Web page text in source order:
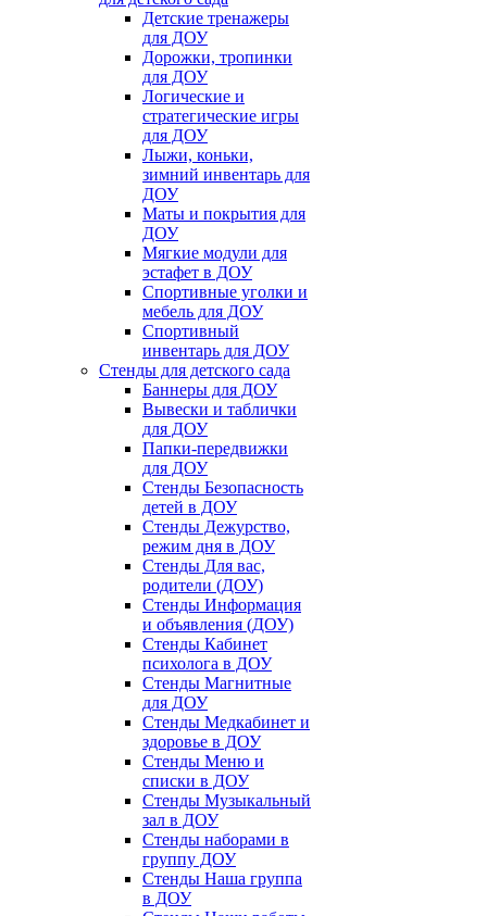
Детские тренажеры
для ДОУ
Дорожки, тропинки
для ДОУ
Логические и
стратегические игры
для ДОУ
Лыжи, коньки,
зимний инвентарь для
ДОУ
Маты и покрытия для
ДОУ
Мягкие модули для
эстафет в ДОУ
Спортивные уголки и
мебель для ДОУ
Спортивный
инвентарь для ДОУ
Стенды для детского сада
Баннеры для ДОУ
Вывески и таблички
для ДОУ
Папки-передвижки
для ДОУ
Стенды Безопасность
детей в ДОУ
Стенды Дежурство,
режим дня в ДОУ
Стенды Для вас,
родители (ДОУ)
Стенды Информация
и объявления (ДОУ)
Стенды Кабинет
психолога в ДОУ
Стенды Магнитные
для ДОУ
Стенды Медкабинет и
здоровье в ДОУ
Стенды Меню и
списки в ДОУ
Стенды Музыкальный
зал в ДОУ
Стенды наборами в
группу ДОУ
Стенды Наша группа
в ДОУ